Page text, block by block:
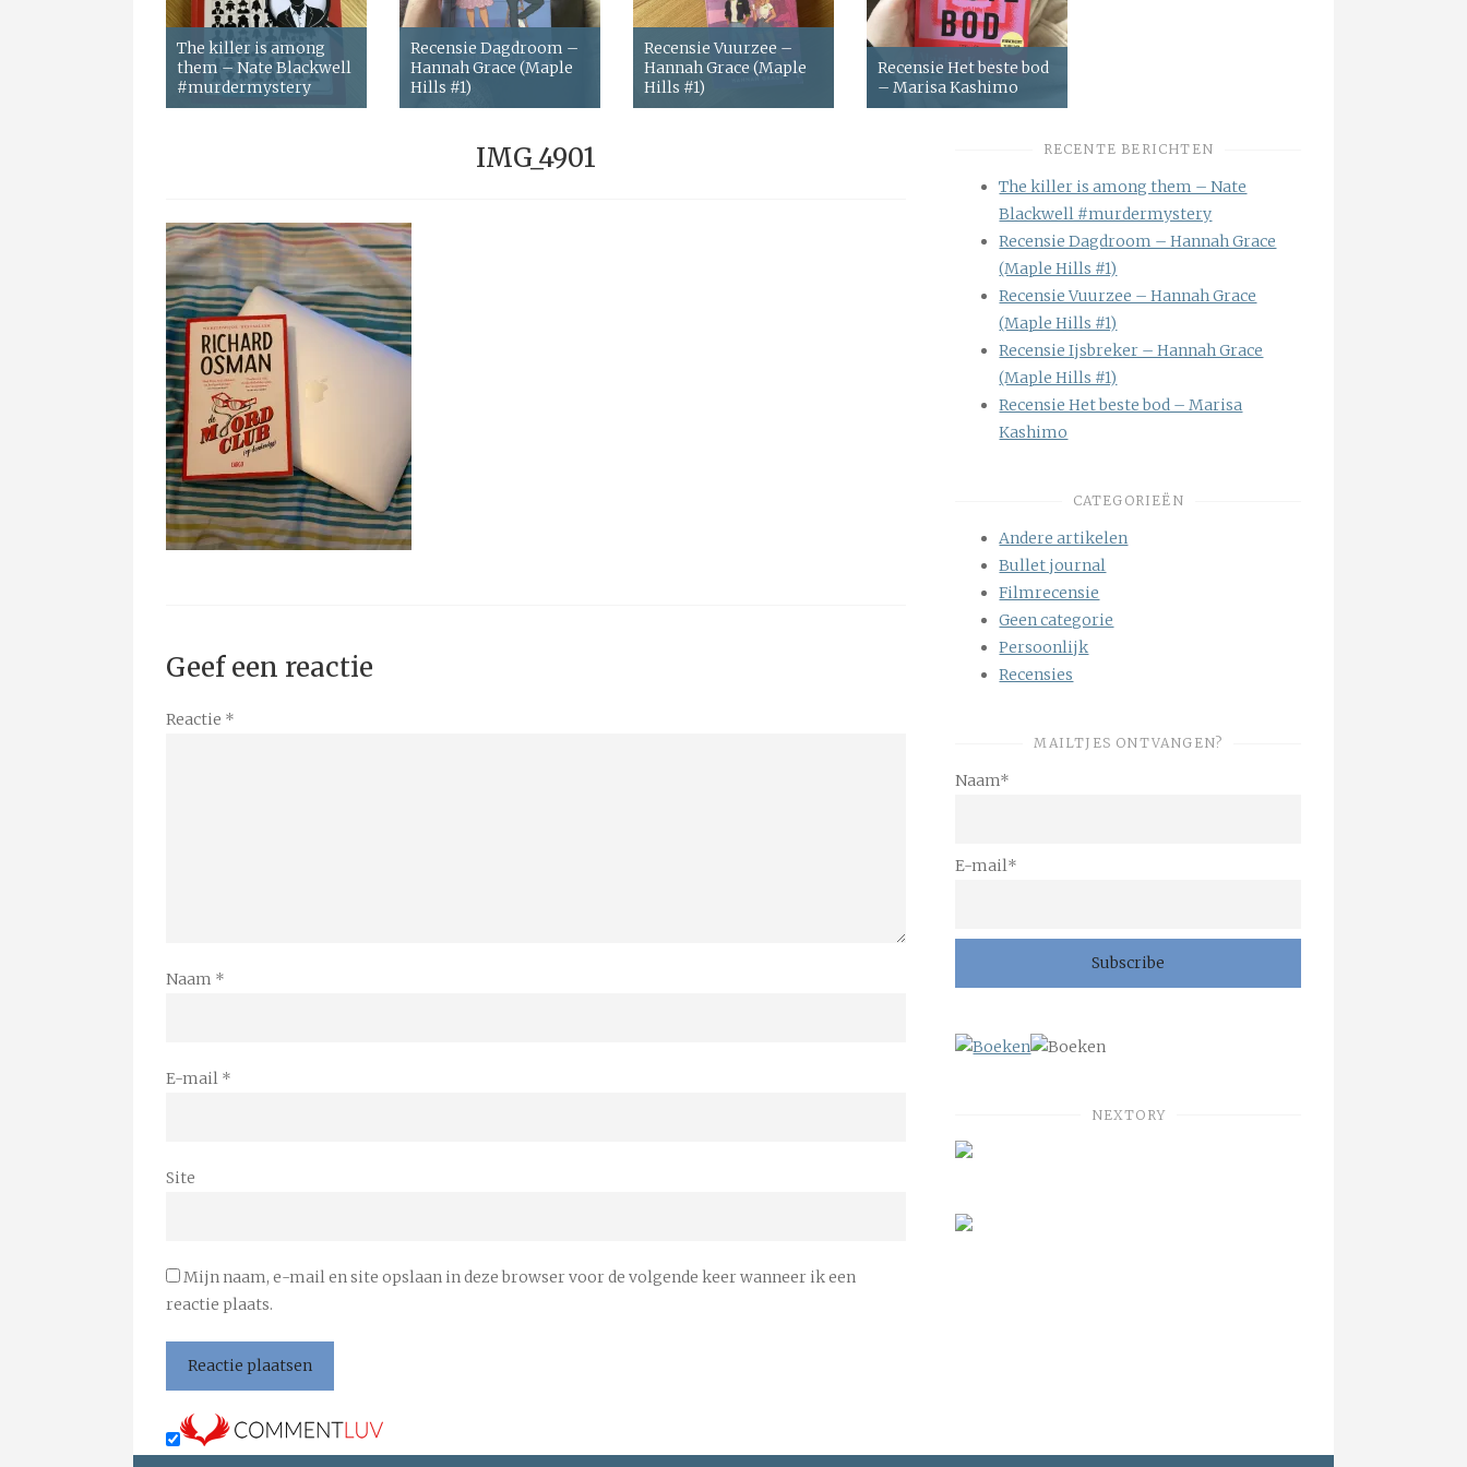
The killer is among
them – Nate Blackwell
#murdermystery
Recensie Dagdroom –
Hannah Grace (Maple
Hills #1)
Recensie Vuurzee –
Hannah Grace (Maple
Hills #1)
Recensie Het beste bod
– Marisa Kashimo
IMG_4901
Geef een reactie
Reactie *
Naam *
E-mail *
Site
Mijn naam, e-mail en site opslaan in deze browser voor de volgende keer wanneer ik een
reactie plaats.
RECENTE BERICHTEN
The killer is among them – Nate
Blackwell #murdermystery
Recensie Dagdroom – Hannah Grace
(Maple Hills #1)
Recensie Vuurzee – Hannah Grace
(Maple Hills #1)
Recensie Ijsbreker – Hannah Grace
(Maple Hills #1)
Recensie Het beste bod – Marisa
Kashimo
CATEGORIEËN
Andere artikelen
Bullet journal
Filmrecensie
Geen categorie
Persoonlijk
Recensies
MAILTJES ONTVANGEN?
Naam*
E-mail*
NEXTORY